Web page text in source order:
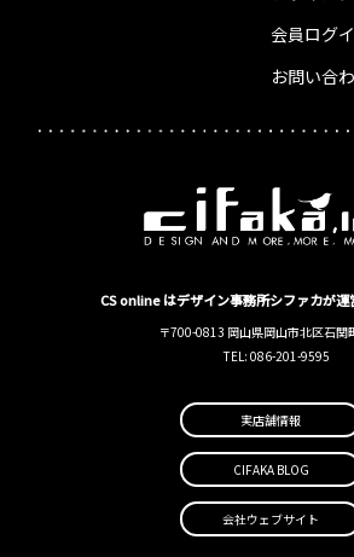
会員ログ
お問い合
CS online はデザイン事務所シファカが運
〒700-0813 岡山県岡山市北区石関
TEL: 086-201-9595
実店舗情報
CIFAKA BLOG
会社ウェブサイト